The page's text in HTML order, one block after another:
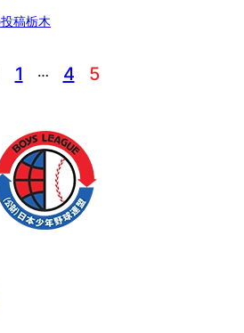
稿栃木
1 … 4 5